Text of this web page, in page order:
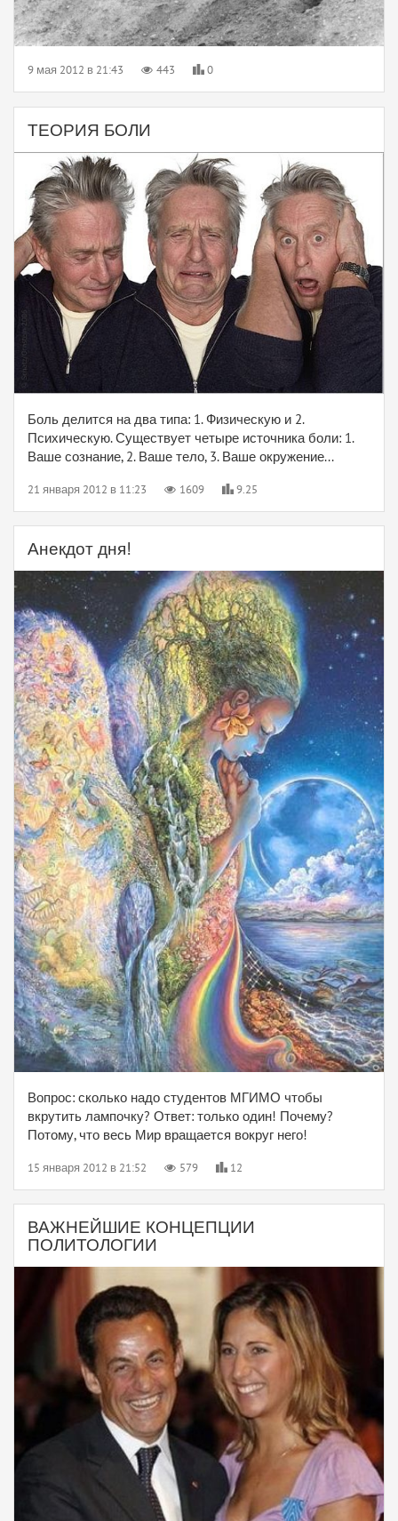
9 мая 2012 в 21:43 443 0
ТЕОРИЯ БОЛИ
Боль делится на два типа: 1. Физическую и 2.
Психическую. Существует четыре источника боли: 1.
Ваше сознание, 2. Ваше тело, 3. Ваше окружение...
21 января 2012 в 11:23 1609 9.25
Анекдот дня!
Вопрос: сколько надо студентов МГИМО чтобы
вкрутить лампочку? Ответ: только один! Почему?
Потому, что весь Мир вращается вокруг него!
15 января 2012 в 21:52 579 12
ВАЖНЕЙШИЕ КОНЦЕПЦИИ
ПОЛИТОЛОГИИ